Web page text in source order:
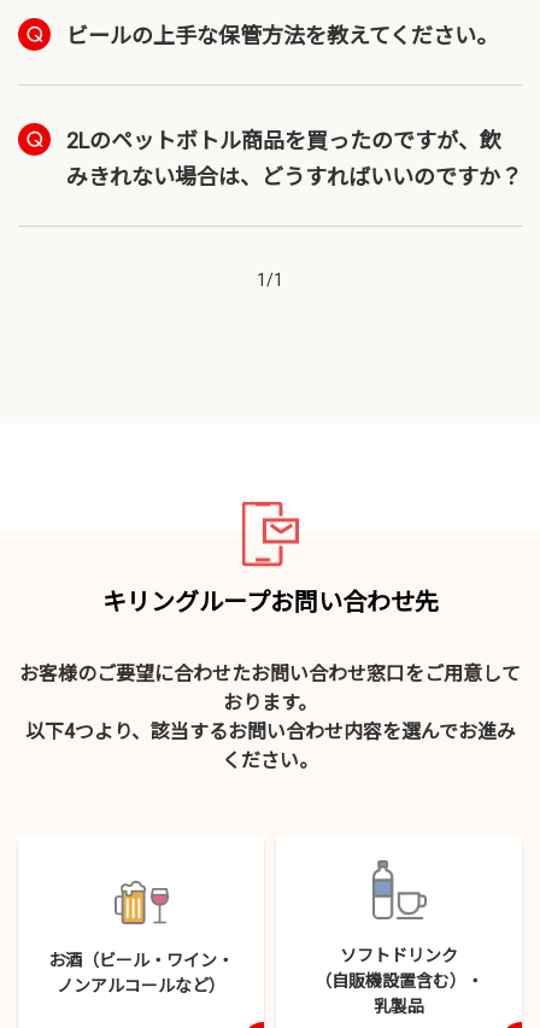
ビールの上手な保管方法を教えてください。
2Lのペットボトル商品を買ったのですが、飲
みきれない場合は、どうすればいいのですか？
1/1
キリングループお問い合わせ先
お客様のご要望に合わせたお問い合わせ窓口をご用意して
おります。
以下4つより、該当するお問い合わせ内容を選んでお進み
ください。
お酒（ビール・ ワイン・
ノンアルコールなど）
ソフトドリンク
（自販機設置含む）・
乳製品